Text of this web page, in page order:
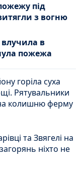
під
з вогню
в
пожежа
горіла суха
Рятувальники
колишню ферму
та Звягелі на
ніхто не